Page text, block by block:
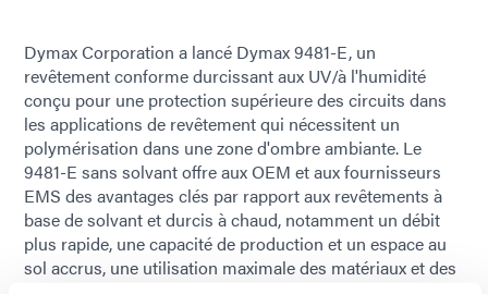
Dymax Corporation a lancé Dymax 9481-E, un
revêtement conforme durcissant aux UV/à l'humidité
conçu pour une protection supérieure des circuits dans
les applications de revêtement qui nécessitent un
polymérisation dans une zone d'ombre ambiante. Le
9481-E sans solvant offre aux OEM et aux fournisseurs
EMS des avantages clés par rapport aux revêtements à
base de solvant et durcis à chaud, notamment un débit
plus rapide, une capacité de production et un espace au
sol accrus, une utilisation maximale des matériaux et des